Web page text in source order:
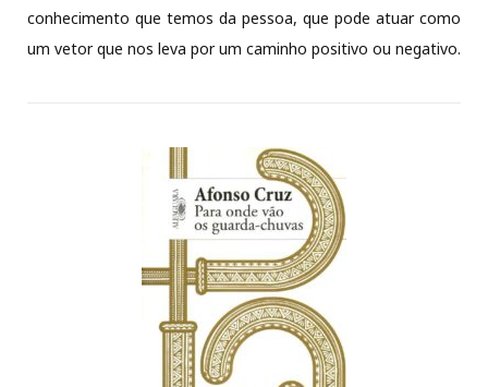
conhecimento que temos da pessoa, que pode atuar como
um vetor que nos leva por um caminho positivo ou negativo.